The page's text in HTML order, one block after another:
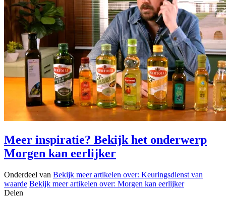
Meer inspiratie? Bekijk het onderwerp
Morgen kan eerlijker
Onderdeel van Bekijk meer artikelen over: Keuringsdienst van
waarde Bekijk meer artikelen over: Morgen kan eerlijker
Delen